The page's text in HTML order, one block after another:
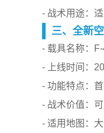
- 战术用途：
三、全新
- 载具名称：
- 上线时间：
- 功能特点：
- 战术价值：
- 适用地图：大